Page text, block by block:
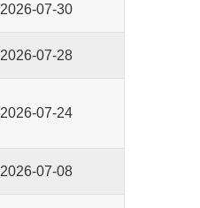
2026-07-30
2026-07-28
2026-07-24
2026-07-08